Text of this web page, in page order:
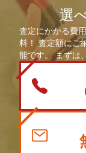
選
査定にかかる費
料！ 査定額にご
能です。 まずは